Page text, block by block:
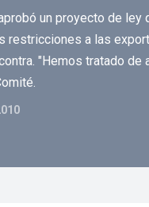
un proyecto de ley
restricciones a las
"Hemos tratado de